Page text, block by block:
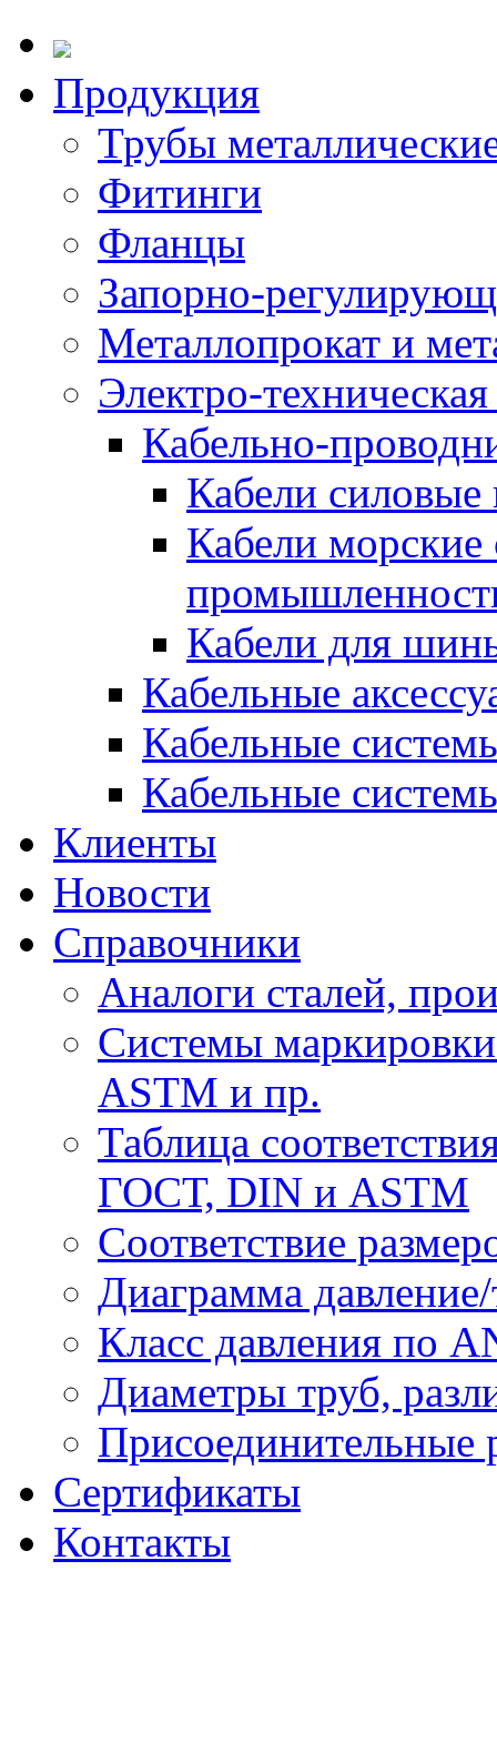
Продукция
Трубы
Фитинги
Фланцы
Запорно-
Металлопрокат и
Электро-
Кабельно-
Кабели силовые
Кабели морские
Кабели для
Кабельные
Кабельные
Кабельные
Клиенты
Новости
Справочники
Аналоги сталей,
Системы
ASTM и пр.
Таблица
ГОСТ, DIN и ASTM
Соответствие
Диаграмма
Класс давления по
Диаметры труб,
Присоединительные
Сертификаты
Контакты